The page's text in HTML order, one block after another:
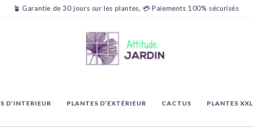
🪴 Garantie de 30 jours sur les plantes, 💳 Paiements 100% sécurisés
D’INTERIEUR PLANTES D’EXTÉRIEUR CACTUS PLANTES XXL